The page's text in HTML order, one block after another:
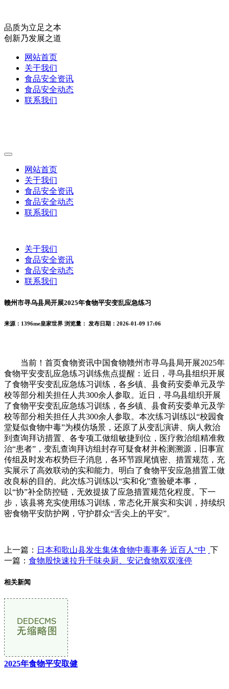
品质为立足之本
创新乃发展之道
网站首页
关于我们
食品安全资讯
食品安全动态
联系我们
网站首页
关于我们
食品安全资讯
食品安全动态
联系我们
关于我们
食品安全资讯
食品安全动态
联系我们
赣州市寻乌县局开展2025年食物平安变乱应急练习
来源：1396me皇家世界 浏览量： 发布日期：2026-01-09 17:06
当前！首页食物资讯中国食物赣州市寻乌县局开展2025年
食物平安变乱应急练习训练焦点提醒：近日，寻乌县组织开展
了食物平安变乱应急练习训练，各乡镇、县食药安委单元及学
校等部分相关担任人共300余人参取。近日，寻乌县组织开展
了食物平安变乱应急练习训练，各乡镇、县食药安委单元及学
校等部分相关担任人共300余人参取。本次练习训练以“校园食
堂疑似食物中毒”为模仿场景，还原了从变乱演讲、病人救治
到查询拜访措置、各专项工做组敏捷到位，医疗救治组精准救
治“患者”，变乱查询拜访组封存可疑食材并检测溯源，旧事宣
传组及时发布权势巨子消息，各环节跟尾慎密、措置规范，充
实展示了高效联动的实和能力。明白了食物平安应急措置工做
改良标的目的。此次练习训练以“实和化”查验硬本事，
以“协”补全防控链，无效提拔了应急措置规范化程度。下一
步，该县将充实使用练习训练，常态化开展实和实训，持续织
密食物平安防护网，守护群众“舌尖上的平安”。
上一篇： 日本和歌山县发生集体食物中毒事务 近百人“中 下
一篇： 食物股快速拉升千味央厨、安记食物双双涨停
相关新闻
2025年食物平安取健